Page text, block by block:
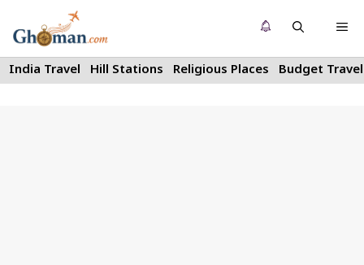
to
content
India Travel Hill Stations Religious Places Budget Travel